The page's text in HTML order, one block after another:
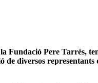
Pere Tarrés,
diversos representants